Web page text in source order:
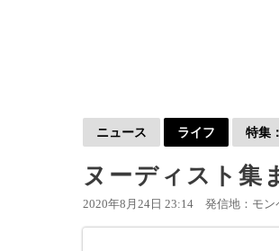
ニュース ライフ 特集
ヌーディスト集
2020年8月24日 23:14 発信地：モ